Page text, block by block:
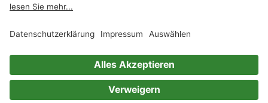
Immer ein gutes Buch